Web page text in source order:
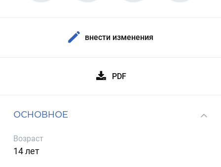
внести изменения
PDF
ОСНОВНОЕ
Возраст
14 лет